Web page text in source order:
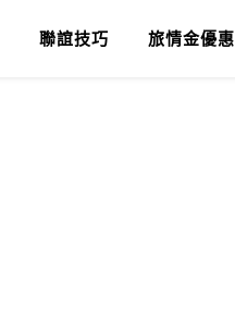
聯誼技巧 旅情金優惠